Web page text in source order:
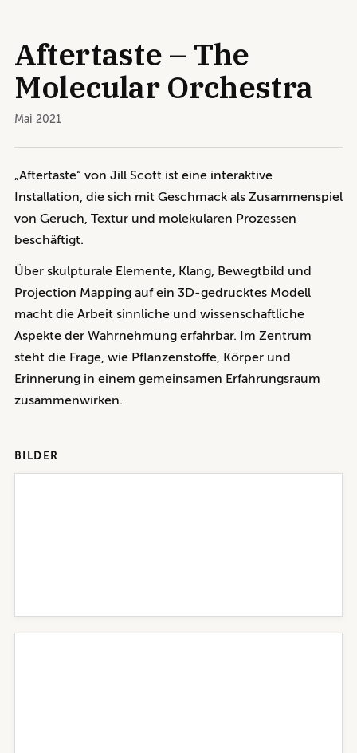
Aftertaste – The
Molecular Orchestra
Mai 2021
„Aftertaste“ von Jill Scott ist eine interaktive
Installation, die sich mit Geschmack als Zusammenspiel
von Geruch, Textur und molekularen Prozessen
beschäftigt.
Über skulpturale Elemente, Klang, Bewegtbild und
Projection Mapping auf ein 3D-gedrucktes Modell
macht die Arbeit sinnliche und wissenschaftliche
Aspekte der Wahrnehmung erfahrbar. Im Zentrum
steht die Frage, wie Pflanzenstoffe, Körper und
Erinnerung in einem gemeinsamen Erfahrungsraum
zusammenwirken.
BILDER